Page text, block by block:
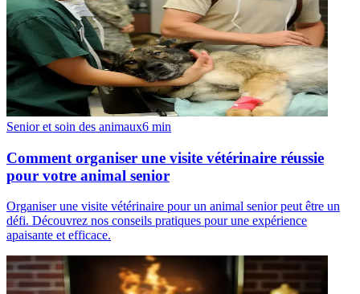
Senior et soin des animaux6 min
Comment organiser une visite vétérinaire réussie
pour votre animal senior
Organiser une visite vétérinaire pour un animal senior peut être un
défi. Découvrez nos conseils pratiques pour une expérience
apaisante et efficace.